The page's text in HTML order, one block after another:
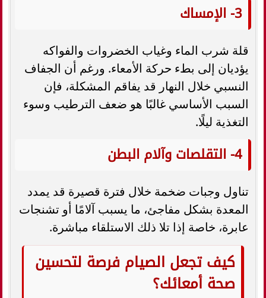
3- الإمساك
قلة شرب الماء وغياب الخضروات والفواكه
يؤديان إلى بطء حركة الأمعاء. ورغم أن الجفاف
النسبي خلال النهار قد يفاقم المشكلة، فإن
السبب الأساسي غالبًا هو ضعف الترطيب وسوء
التغذية ليلًا.
4- التقلصات وآلام البطن
تناول وجبات ضخمة خلال فترة قصيرة قد يمدد
المعدة بشكل مفاجئ، ما يسبب آلامًا أو تشنجات
عابرة، خاصة إذا تلا ذلك الاستلقاء مباشرة.
كيف تجعل الصيام فرصة لتحسين
صحة أمعائك؟